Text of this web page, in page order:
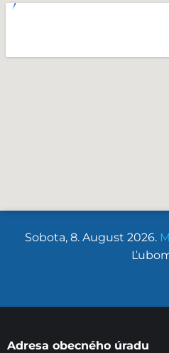
Sobota, 8. August 2026.
Adresa obecného úradu